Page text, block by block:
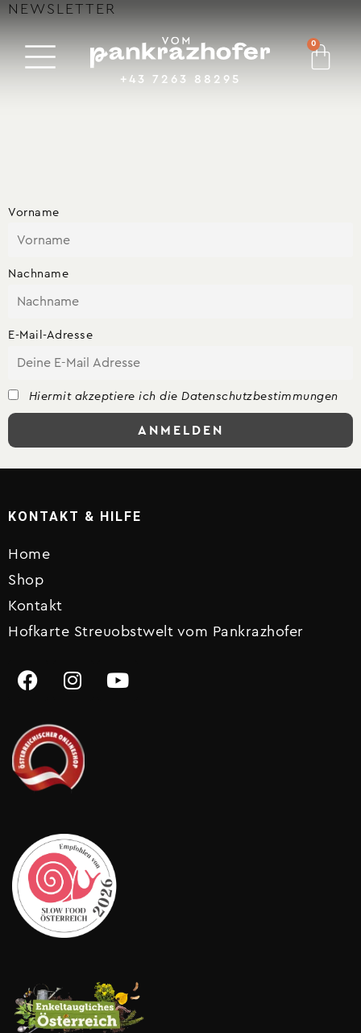
+43 7263 88295
0
NEWSLETTER
Vorname
Nachname
E-Mail-Adresse
Hiermit akzeptiere ich die Datenschutzbestimmungen
KONTAKT & HILFE
Home
Shop
Kontakt
Hofkarte Streuobstwelt vom Pankrazhofer